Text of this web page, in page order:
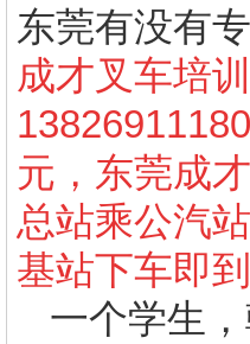
东莞有没有
成才叉车培训
13826911180
元，东莞成
总站乘公汽
基站下车即到
一个学生